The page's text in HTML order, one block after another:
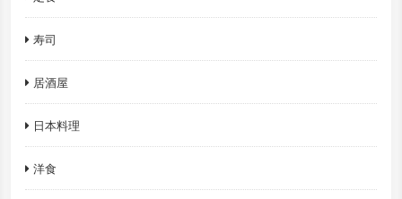
寿司
居酒屋
日本料理
洋食